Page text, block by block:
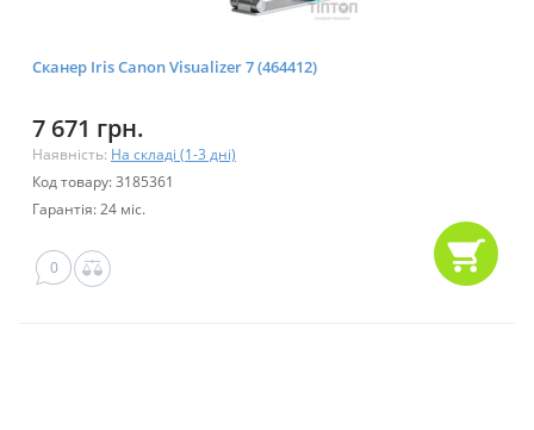
Сканер Iris Canon Visualizer 7 (464412)
7 671 грн.
Наявність: На складі (1-3 дні)
Код товару: 3185361
Гарантія: 24 міс.
0